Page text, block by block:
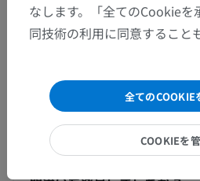
人体神経解剖学
なします。「全てのCookieを
同技術の利用に同意すること
全てのCOOKIE
COOKIEを